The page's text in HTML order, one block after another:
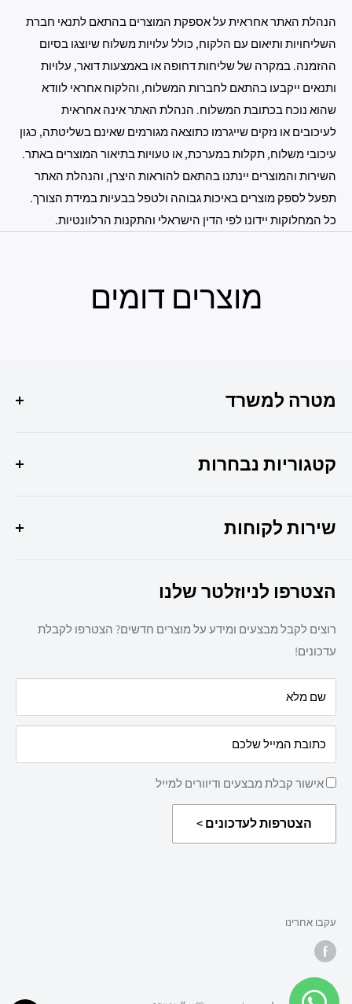
הנהלת האתר אחראית על אספקת המוצרים בהתאם לתנאי חברת
השליחויות ותיאום עם הלקוח, כולל עלויות משלוח שיוצגו בסיום
ההזמנה. במקרה של שליחות דחופה או באמצעות דואר, עלויות
ותנאים ייקבעו בהתאם לחברות המשלוח, והלקוח אחראי לוודא
שהוא נוכח בכתובת המשלוח. הנהלת האתר אינה אחראית
לעיכובים או נזקים שייגרמו כתוצאה מגורמים שאינם בשליטתה, כגון
עיכובי משלוח, תקלות במערכת, או טעויות בתיאור המוצרים באתר.
השירות והמוצרים יינתנו בהתאם להוראות היצרן, והנהלת האתר
תפעל לספק מוצרים באיכות גבוהה ולטפל בבעיות במידת הצורך.
כל המחלוקות יידונו לפי הדין הישראלי והתקנות הרלוונטיות.
מוצרים דומים
מטרה למשרד
ומקצועיות במקום אחד !
037307308
קטגוריות נבחרות
ציוד משרדי
חד פעמי
מזון
מאמרים
שירות לקוחות
תקנון אתר
מדיניות פרטיות
מדיניות החזרת מוצרים
הצטרפו לניוזלטר שלנו
רוצים לקבל מבצעים ומידע על מוצרים חדשים? הצטרפו לקבלת
עדכונים!
שם מלא
כתובת המייל שלכם
אישור קבלת מבצעים ודיוורים למייל
הצטרפות לעדכונים >
עקבו אחרינו